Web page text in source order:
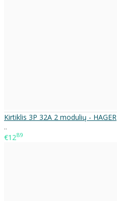
Kirtiklis 3P 32A 2 modulių - HAGER
..
€1289